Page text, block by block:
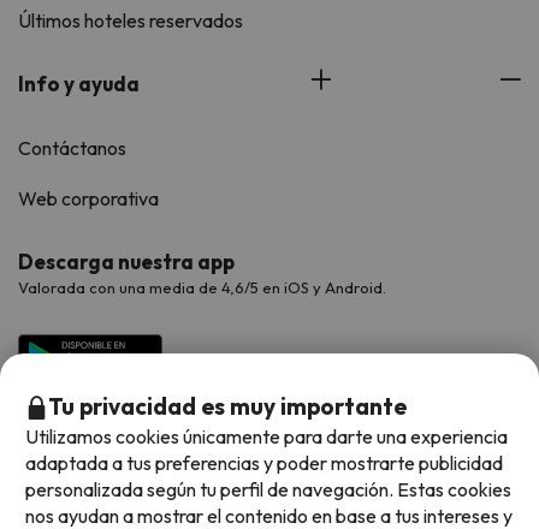
Últimos hoteles reservados
Info y ayuda
Contáctanos
Web corporativa
Descarga nuestra app
Valorada con una media de 4,6/5 en iOS y Android.
Tu privacidad es muy importante
Utilizamos cookies únicamente para darte una experiencia
adaptada a tus preferencias y poder mostrarte publicidad
personalizada según tu perfil de navegación. Estas cookies
nos ayudan a mostrar el contenido en base a tus intereses y